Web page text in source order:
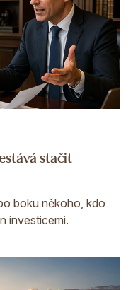
stačit
boku někoho, kdo
investicemi.